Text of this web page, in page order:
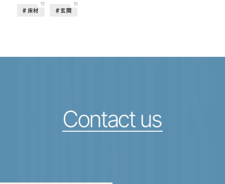
床材
19
玄関
18
CONTACT US
Contact us